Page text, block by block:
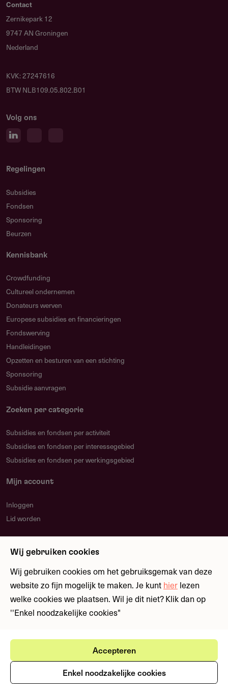
regeling/verstrekker
Deel je kennis/ervaring over deze regeling of
verstrekker met de Fondswervingonline community.
The David Suddens Stichting
Keizersgracht 282
1016 EW
RSIN number: 866372891
ds@davidsuddensfoundation.org
https://www.davidsuddensfoundation.org/
ANBI Publicatie 2024
Jaarverslag 2024
Annual accounts 2024
Contact
Zernikepark 12
9747 AN Groningen
Nederland
KVK: 27247616
BTW NLB109.05.802.B01
Volg ons
Regelingen
Subsidies
Fondsen
Sponsoring
Beurzen
Kennisbank
Crowdfunding
Cultureel ondernemen
Donateurs werven
Europese subsidies en financieringen
Fondswerving
Handleidingen
Opzetten en besturen van een stichting
Sponsoring
Subsidie aanvragen
Zoeken per categorie
Subsidies en fondsen per activiteit
Subsidies en fondsen per interessegebied
Subsidies en fondsen per werkingsgebied
Mijn account
Inloggen
Lid worden
Blijf op de hoogte over nieuwe regelingen en
fondsen
Meld je aan
Ⓒ Fondswervingonline 2026
Gebruikersvoorwaarden
Cookies
Wij gebruiken cookies
Wij gebruiken cookies om het gebruiksgemak van deze
website zo fijn mogelijk te maken. Je kunt hier lezen
welke cookies we plaatsen. Wil je dit niet? Klik dan op
''Enkel noodzakelijke cookies"
Accepteren
Enkel noodzakelijke cookies